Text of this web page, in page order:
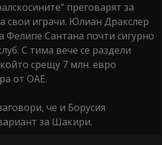
преговарят за
свои играчи. Юлиан Дракслер
Фелипе Сантана почти сигурно
С тима вече се раздели
срещу 7 млн. евро
от ОАЕ.
че и Борусия
за Шакири.